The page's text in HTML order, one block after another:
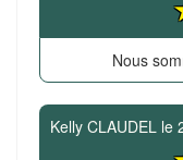
Nous
Kelly CLAUDEL le